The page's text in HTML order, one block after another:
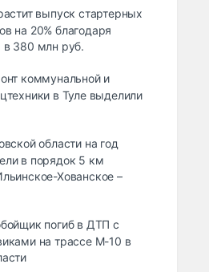
выпуск стартерных
на 20% благодаря
в 380 млн руб.
коммунальной и
в Туле выделили
области на год
в порядок 5 км
Хованское –
погиб в ДТП с
на трассе М-10 в